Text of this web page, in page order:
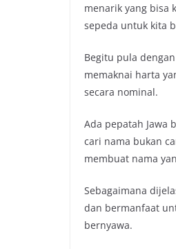
menarik yang bisa
sepeda untuk kita
Begitu pula
memaknai harta
secara nominal.
Ada pepatah Jawa
cari nama bukan
membuat nama
Sebagaimana
dan bermanfaat
bernyawa.